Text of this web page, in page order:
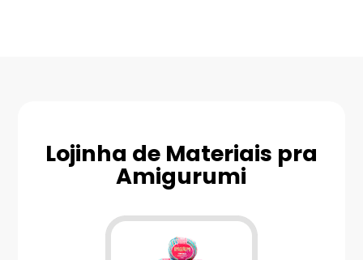
Lojinha de Materiais pra
Amigurumi